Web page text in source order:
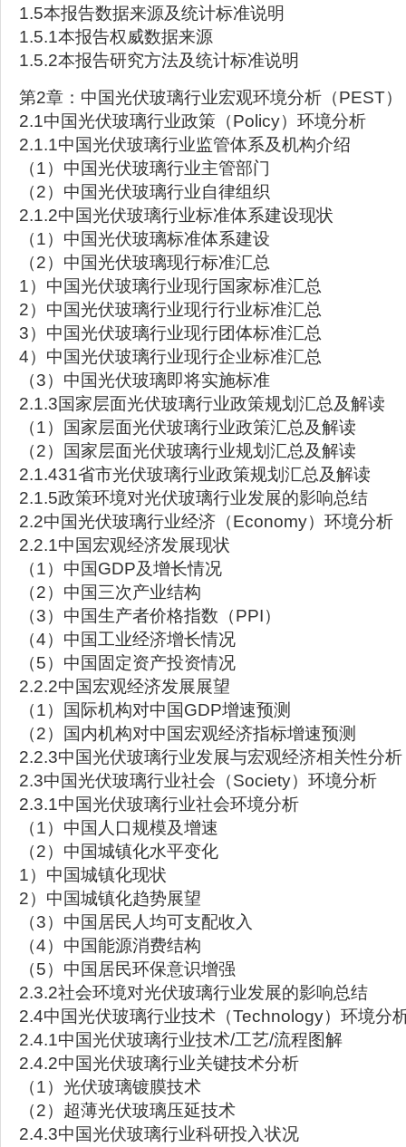
1.5本报告数据来源及统计标准说明
1.5.1本报告权威数据来源
1.5.2本报告研究方法及统计标准说明
第2章：中国光伏玻璃行业宏观环境分析（PEST）
2.1中国光伏玻璃行业政策（Policy）环境分析
2.1.1中国光伏玻璃行业监管体系及机构介绍
（1）中国光伏玻璃行业主管部门
（2）中国光伏玻璃行业自律组织
2.1.2中国光伏玻璃行业标准体系建设现状
（1）中国光伏玻璃标准体系建设
（2）中国光伏玻璃现行标准汇总
1）中国光伏玻璃行业现行国家标准汇总
2）中国光伏玻璃行业现行行业标准汇总
3）中国光伏玻璃行业现行团体标准汇总
4）中国光伏玻璃行业现行企业标准汇总
（3）中国光伏玻璃即将实施标准
2.1.3国家层面光伏玻璃行业政策规划汇总及解读
（1）国家层面光伏玻璃行业政策汇总及解读
（2）国家层面光伏玻璃行业规划汇总及解读
2.1.431省市光伏玻璃行业政策规划汇总及解读
2.1.5政策环境对光伏玻璃行业发展的影响总结
2.2中国光伏玻璃行业经济（Economy）环境分析
2.2.1中国宏观经济发展现状
（1）中国GDP及增长情况
（2）中国三次产业结构
（3）中国生产者价格指数（PPI）
（4）中国工业经济增长情况
（5）中国固定资产投资情况
2.2.2中国宏观经济发展展望
（1）国际机构对中国GDP增速预测
（2）国内机构对中国宏观经济指标增速预测
2.2.3中国光伏玻璃行业发展与宏观经济相关性分析
2.3中国光伏玻璃行业社会（Society）环境分析
2.3.1中国光伏玻璃行业社会环境分析
（1）中国人口规模及增速
（2）中国城镇化水平变化
1）中国城镇化现状
2）中国城镇化趋势展望
（3）中国居民人均可支配收入
（4）中国能源消费结构
（5）中国居民环保意识增强
2.3.2社会环境对光伏玻璃行业发展的影响总结
2.4中国光伏玻璃行业技术（Technology）环境分
2.4.1中国光伏玻璃行业技术/工艺/流程图解
2.4.2中国光伏玻璃行业关键技术分析
（1）光伏玻璃镀膜技术
（2）超薄光伏玻璃压延技术
2.4.3中国光伏玻璃行业科研投入状况